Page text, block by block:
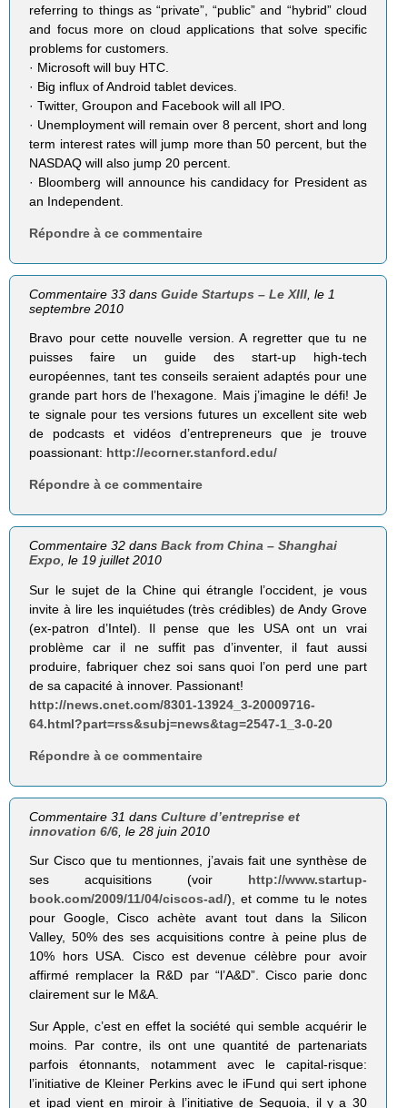
referring to things as “private”, “public” and “hybrid” cloud
and focus more on cloud applications that solve specific
problems for customers.
· Microsoft will buy HTC.
· Big influx of Android tablet devices.
· Twitter, Groupon and Facebook will all IPO.
· Unemployment will remain over 8 percent, short and long
term interest rates will jump more than 50 percent, but the
NASDAQ will also jump 20 percent.
· Bloomberg will announce his candidacy for President as
an Independent.
Répondre à ce commentaire
Commentaire 33 dansGuide Startups – Le XIII, le 1
septembre 2010
Bravo pour cette nouvelle version. A regretter que tu ne
puisses faire un guide des start-up high-tech
européennes, tant tes conseils seraient adaptés pour une
grande part hors de l’hexagone. Mais j’imagine le défi! Je
te signale pour tes versions futures un excellent site web
de podcasts et vidéos d’entrepreneurs que je trouve
poassionant: http://ecorner.stanford.edu/
Répondre à ce commentaire
Commentaire 32 dansBack from China – Shanghai
Expo, le 19 juillet 2010
Sur le sujet de la Chine qui étrangle l’occident, je vous
invite à lire les inquiétudes (très crédibles) de Andy Grove
(ex-patron d’Intel). Il pense que les USA ont un vrai
problème car il ne suffit pas d’inventer, il faut aussi
produire, fabriquer chez soi sans quoi l’on perd une part
de sa capacité à innover. Passionant!
http://news.cnet.com/8301-13924_3-20009716-
64.html?part=rss&subj=news&tag=2547-1_3-0-20
Répondre à ce commentaire
Commentaire 31 dansCulture d’entreprise et
innovation 6/6 , le 28 juin 2010
Sur Cisco que tu mentionnes, j’avais fait une synthèse de
ses acquisitions (voir http://www.startup-
book.com/2009/11/04/ciscos-ad/), et comme tu le notes
pour Google, Cisco achète avant tout dans la Silicon
Valley, 50% des ses acquisitions contre à peine plus de
10% hors USA. Cisco est devenue célèbre pour avoir
affirmé remplacer la R&D par “l’A&D”. Cisco parie donc
clairement sur le M&A.
Sur Apple, c’est en effet la société qui semble acquérir le
moins. Par contre, ils ont une quantité de partenariats
parfois étonnants, notamment avec le capital-risque:
l’initiative de Kleiner Perkins avec le iFund qui sert iphone
et ipad vient en miroir à l’initiative de Sequoia, il y a 30